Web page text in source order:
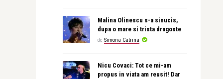
Malina Olinescu s-a sinucis,
dupa o mare si trista dragoste
de Simona Catrina
Nicu Covaci: Tot ce mi-am
propus in viata am reusit! Dar